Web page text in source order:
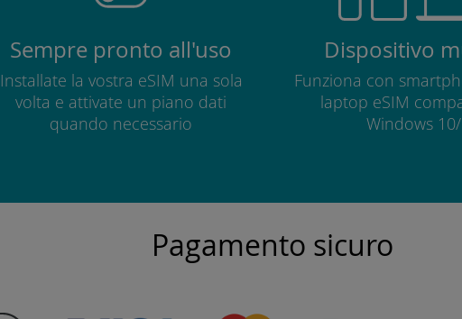
Sempre pronto all'uso
Installate la vostra eSIM una sola
volta e attivate un piano dati
quando necessario
Dispositivo
Funziona con
laptop eSIM
Windows
Pagamento sicuro